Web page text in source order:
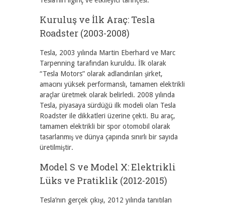
Kuruluş ve İlk Araç: Tesla
Roadster (2003-2008)
Tesla, 2003 yılında Martin Eberhard ve Marc
Tarpenning tarafından kuruldu. İlk olarak
“Tesla Motors” olarak adlandırılan şirket,
amacını yüksek performanslı, tamamen elektrikli
araçlar üretmek olarak belirledi. 2008 yılında
Tesla, piyasaya sürdüğü ilk modeli olan Tesla
Roadster ile dikkatleri üzerine çekti. Bu araç,
tamamen elektrikli bir spor otomobil olarak
tasarlanmış ve dünya çapında sınırlı bir sayıda
üretilmiştir.
Model S ve Model X: Elektrikli
Lüks ve Pratiklik (2012-2015)
Tesla’nın gerçek çıkışı, 2012 yılında tanıtılan